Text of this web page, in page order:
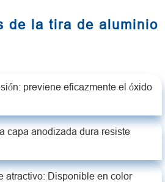
de la tira de aluminio
previene eficazmente el óxido
capa anodizada dura resiste
atractivo: Disponible en color